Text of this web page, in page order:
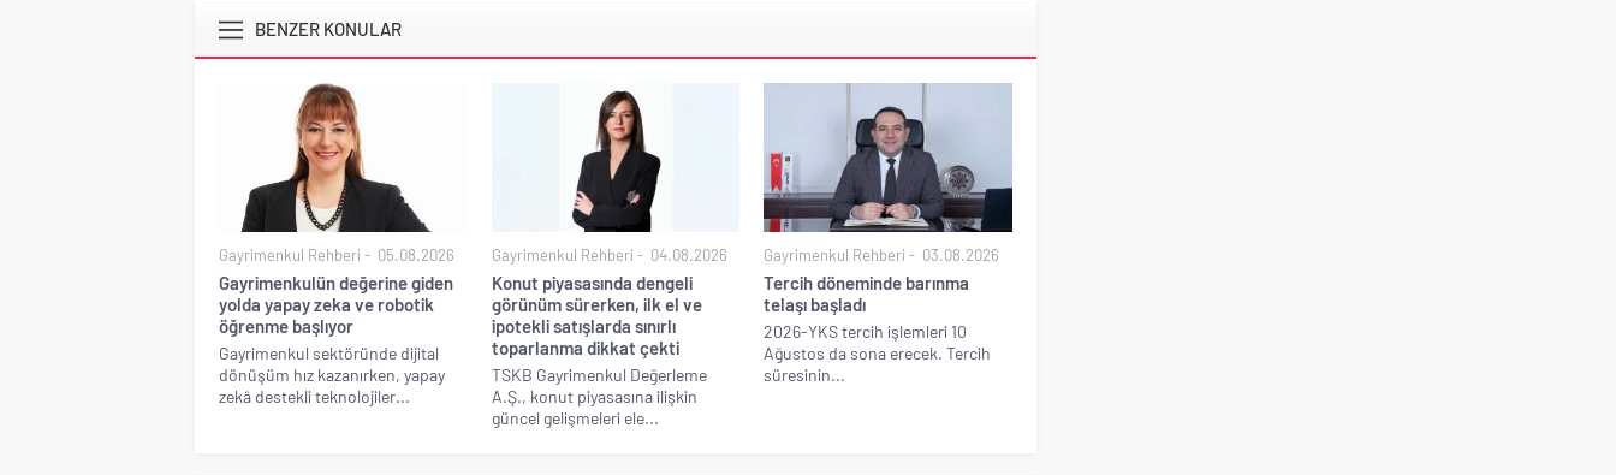
BENZER KONULAR
Gayrimenkul Rehberi 05.08.2026
Gayrimenkulün değerine giden
yolda yapay zeka ve robotik
öğrenme başlıyor
Gayrimenkul sektöründe dijital
dönüşüm hız kazanırken, yapay
zekâ destekli teknolojiler...
Gayrimenkul Rehberi 04.08.2026
Konut piyasasında dengeli
görünüm sürerken, ilk el ve
ipotekli satışlarda sınırlı
toparlanma dikkat çekti
TSKB Gayrimenkul Değerleme
A.Ş., konut piyasasına ilişkin
güncel gelişmeleri ele...
Gayrimenkul Rehberi 03.08.2026
Tercih döneminde barınma
telaşı başladı
2026-YKS tercih işlemleri 10
Ağustos da sona erecek. Tercih
süresinin...